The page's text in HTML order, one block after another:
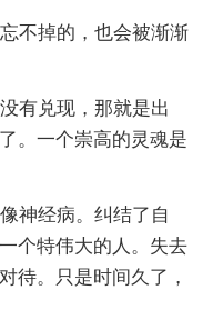
不掉的，也会被渐渐
有兑现，那就是出
。一个崇高的灵魂是
神经病。纠结了自
个特伟大的人。失去
待。只是时间久了，